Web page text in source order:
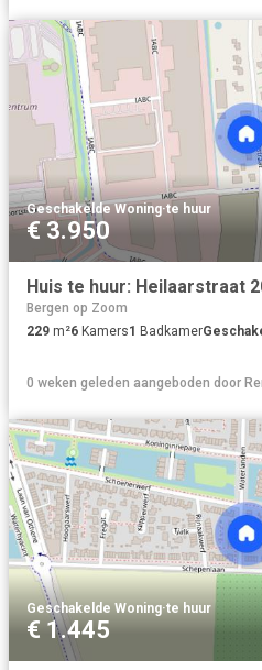
Geschakelde Woning·te huur
€ 3.950
Huis te huur: Heilaarstraat
Bergen op Zoom
229 m²6 Kamers1 Badkamer
0 weken geleden aangeboden door
Geschakelde Woning·te huur
€ 1.445